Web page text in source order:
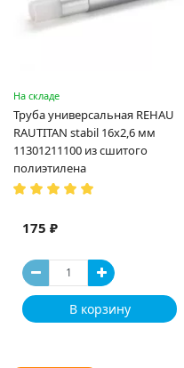
На складе
Труба универсальная REHAU
RAUTITAN stabil 16х2,6 мм
11301211100 из сшитого
полиэтилена
175 ₽
В корзину